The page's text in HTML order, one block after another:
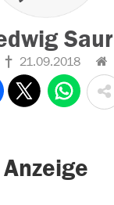
Saur
21.09.2018
Anzeige